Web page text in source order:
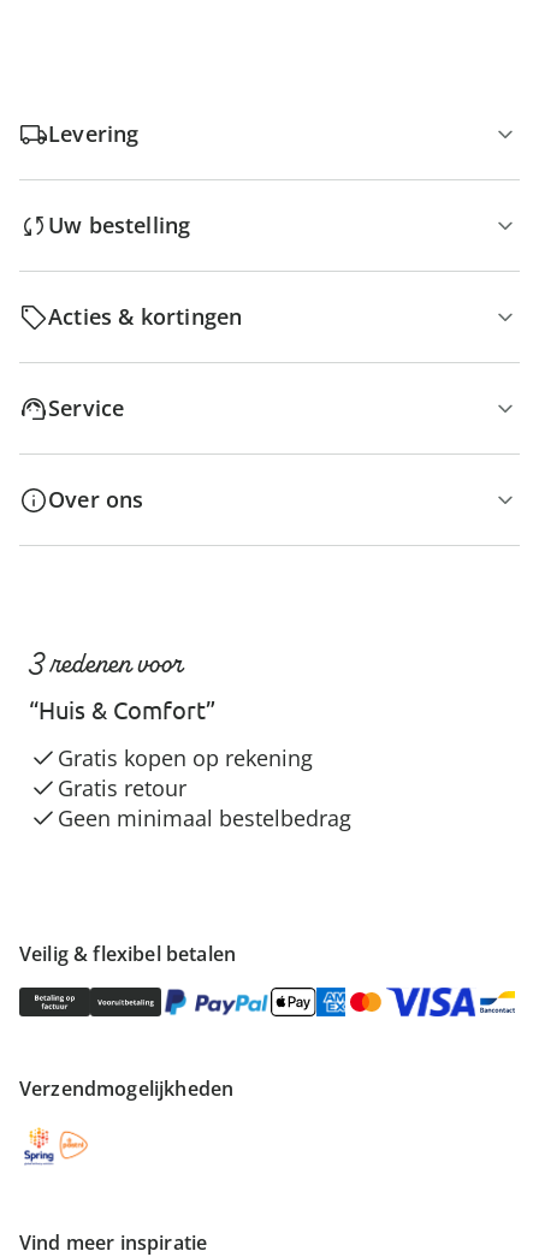
Levering
Uw bestelling
Acties & kortingen
Service
Over ons
Veilig & flexibel betalen
Verzendmogelijkheden
Vind meer inspiratie
3 redenen voor
“Huis & Comfort”
Gratis kopen op rekening
Gratis retour
Geen minimaal bestelbedrag